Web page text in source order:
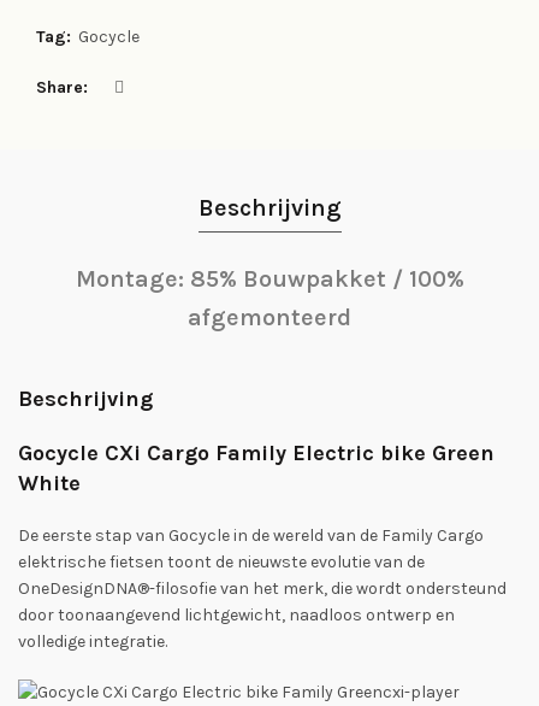
Tag: Gocycle
Share
Beschrijving
Montage: 85% Bouwpakket / 100%
afgemonteerd
Beschrijving
Gocycle CXi Cargo Family Electric bike Green
White
De eerste stap van Gocycle in de wereld van de Family Cargo
elektrische fietsen toont de nieuwste evolutie van de
OneDesignDNA®-filosofie van het merk, die wordt ondersteund
door toonaangevend lichtgewicht, naadloos ontwerp en
volledige integratie.